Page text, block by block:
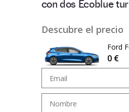
con dos Ecoblue